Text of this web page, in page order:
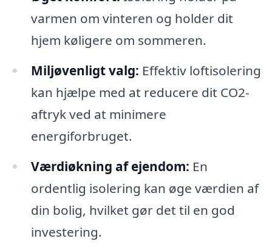
varmen om vinteren og holder dit
hjem køligere om sommeren.
Miljøvenligt valg: Effektiv loftisolering
kan hjælpe med at reducere dit CO2-
aftryk ved at minimere
energiforbruget.
Værdiøkning af ejendom: En
ordentlig isolering kan øge værdien af
din bolig, hvilket gør det til en god
investering.